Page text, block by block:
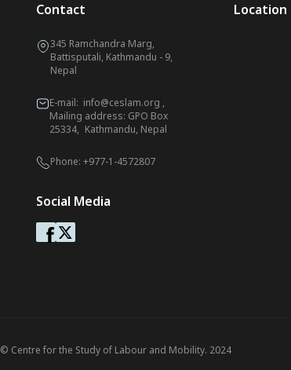
Contact
345 Ramchandra Marg,
Battisputali, Kathmandu - 9,
Nepal
E-mail: info@ceslam.org ,
Mailing address: GPO Box
25334, Kathmandu, Nepal
Phone: +977-1-4572807
Social Media
Location
© Centre for the Study of Labour and Mobility. 2024